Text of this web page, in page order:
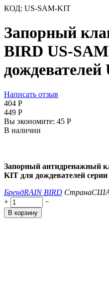
КОД: US-SAM-KIT
Запорный
BIRD US-
дождевателей
Написать отзыв
‍404‍ Р
‍449‍ Р
Вы экономите: ‍45‍ Р
В наличии
Запорный антидренажный
KIT для дождевателей серии
БрендRAIN BIRD Страна
+
−
В корзину